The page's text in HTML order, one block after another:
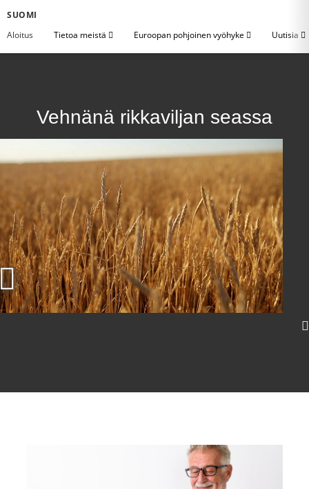
SUOMI
Aloitus
Tietoa meistä Euroopan pohjoinen vyöhyke Uutisia
Vehnänä rikkaviljan seassa